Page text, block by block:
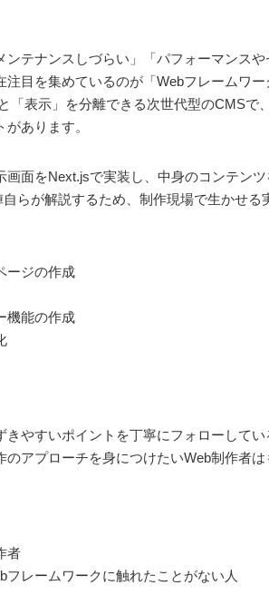
ンテナンスしづらい」「パフォーマン
目を集めているのが「Webフレームワ
「表示」を分離できる次世代型のCMSで
あります。
面をNext.jsで実装し、中身のコンテン
らが解説するため、制作現場で生かせる
ージの作成
機能の作成
やすいポイントを丁寧にフォローして
アプローチを身につけたいWeb制作者
者
フレームワークに触れたことがない人